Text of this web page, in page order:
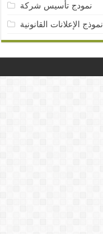
نمودج تأسيس شركة
نموذج الإعلانات القانونية